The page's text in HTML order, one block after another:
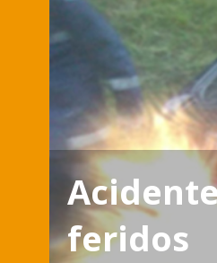
feridos